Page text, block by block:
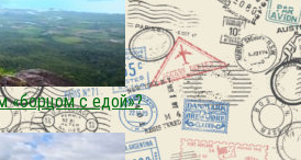
«борцом с едой»?